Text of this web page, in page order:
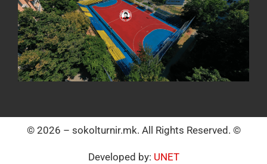
© 2026 – sokolturnir.mk. All Rights Reserved. ©
Developed by: UNET